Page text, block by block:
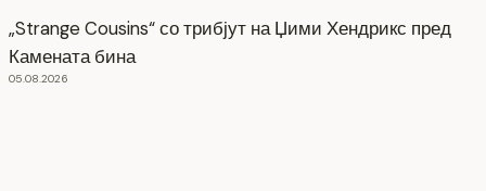
„Strange Cousins“ со трибјут на Џими Хендрикс пред
Камената бина
05.08.2026